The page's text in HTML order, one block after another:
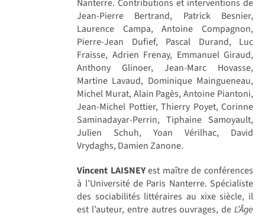
Nanterre. Contributions et interventions de
Jean-Pierre Bertrand, Patrick Besnier,
Laurence Campa, Antoine Compagnon,
Pierre-Jean Dufief, Pascal Durand, Luc
Fraisse, Adrien Frenay, Emmanuel Giraud,
Anthony Glinoer, Jean-Marc Hovasse,
Martine Lavaud, Dominique Maingueneau,
Michel Murat, Alain Pagès, Antoine Piantoni,
Jean-Michel Pottier, Thierry Poyet, Corinne
Saminadayar-Perrin, Tiphaine Samoyault,
Julien Schuh, Yoan Vérilhac, David
Vrydaghs, Damien Zanone.
Vincent LAISNEYest maître de conférences
à l’Université de Paris Nanterre. Spécialiste
des sociabilités littéraires au xixe siècle, il
est l’auteur, entre autres ouvrages, de L’Âge